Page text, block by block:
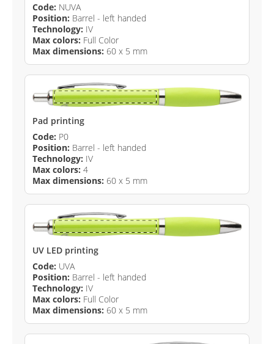
Code: NUVA
Position: Barrel - left handed
Technology: IV
Max colors: Full Color
Max dimensions: 60 x 5 mm
Pad printing
Code: P0
Position: Barrel - left handed
Technology: IV
Max colors: 4
Max dimensions: 60 x 5 mm
UV LED printing
Code: UVA
Position: Barrel - left handed
Technology: IV
Max colors: Full Color
Max dimensions: 60 x 5 mm